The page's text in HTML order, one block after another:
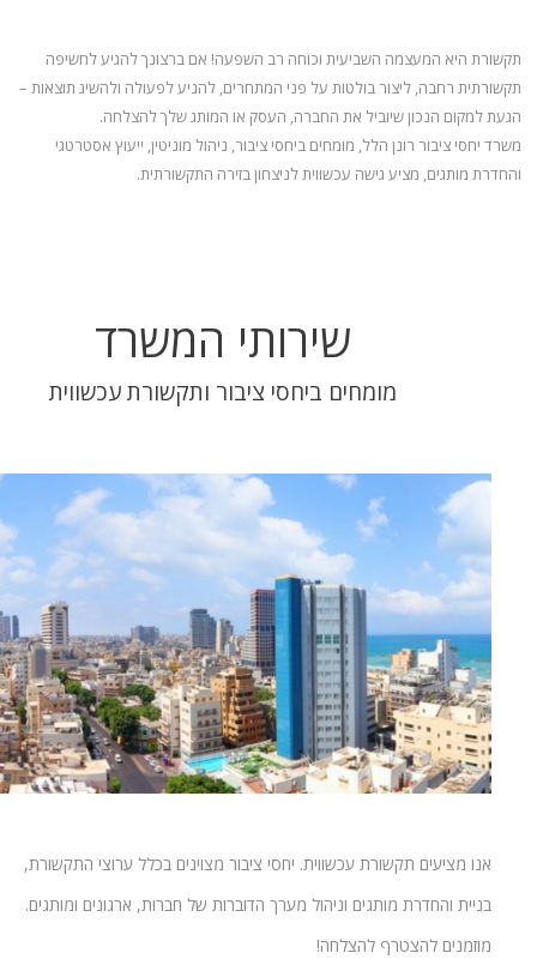
תקשורת היא המעצמה השביעית וכוחה רב השפעה! אם ברצונך להגיע לחשיפה
תקשורתית רחבה, ליצור בולטות על פני המתחרים, להניעלפעולה ולהשיג תוצאות –
הגעת למקום הנכון שיוביל את החברה, העסק או המותג שלך להצלחה.
משרד יחסי ציבור רונן הלל, מומחים ביחסי ציבור, ניהול מוניטין, ייעוץ אסטרטגי
והחדרת מותגים, מציע גישה עכשווית לניצחון בזירה התקשורתית.
שירותי המשרד
מומחים ביחסי ציבור ותקשורת עכשווית
אנו מציעים תקשורת עכשווית. יחסי ציבור מצוינים בכלל ערוצי התקשורת,
בניית והחדרת מותגים וניהול מערך הדוברות של חברות, ארגונים ומותגים.
מוזמנים להצטרף להצלחה!